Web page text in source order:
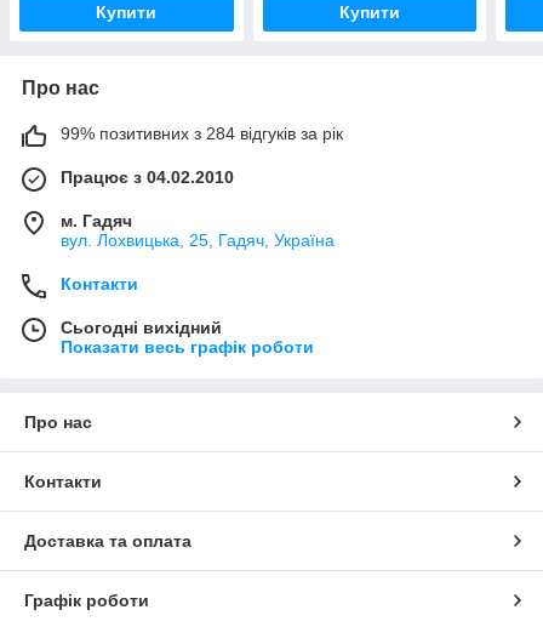
Купити Купити
Про нас
99% позитивних з 284 відгуків за рік
Працює з 04.02.2010
м. Гадяч
вул. Лохвицька, 25, Гадяч, Україна
Контакти
Сьогодні вихідний
Показати весь графік роботи
Про нас
Контакти
Доставка та оплата
Графік роботи